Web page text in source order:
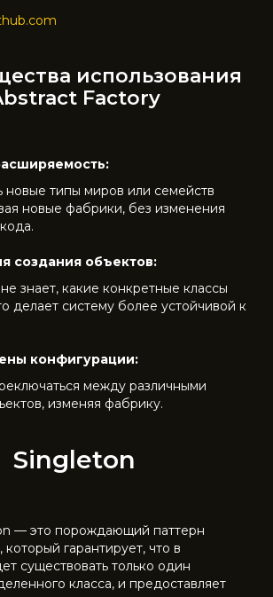
использования
Factory
новые типы миров или семейств
новые фабрики, без изменения
создания объектов:
знает, какие конкретные классы
делает систему более устойчивой к
конфигурации:
между различными
изменяя фабрику.
Singleton
— это порождающий паттерн
гарантирует, что в
существовать только один
класса, и предоставляет